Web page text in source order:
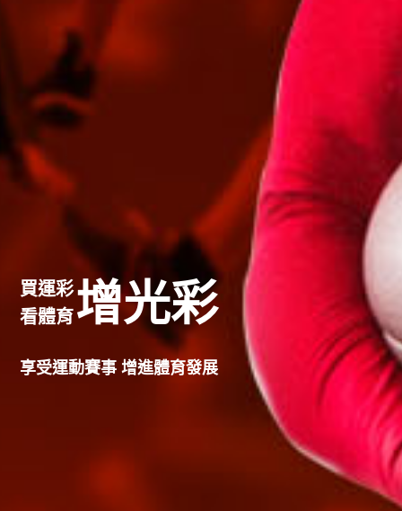
買運彩
看體育增光彩
享受運動賽事 增進體育發展